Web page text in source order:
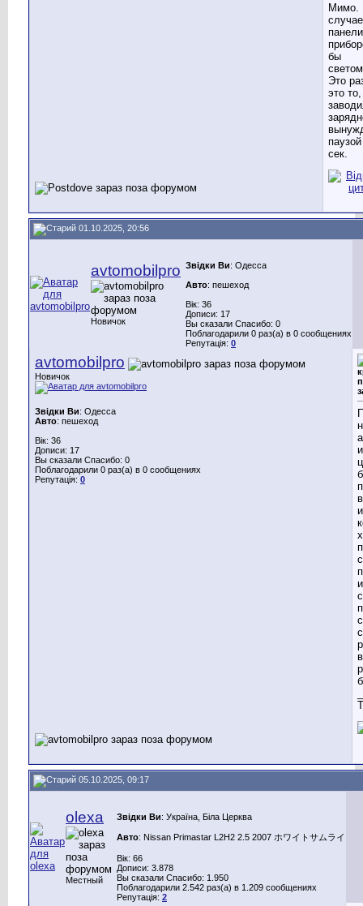
Мимо.
панели
бы
Это
это
сек.
01.10.2025, 20:56
avtomobilpro
Новичок
Звідки Ви: Одесса
Авто: пешеход
Вік: 36
Дописи: 17
Вы сказали Спасибо: 0
Поблагодарили 0 раз(а) в 0 сообщениях
Репутація: 0
avtomobilpro
Новичок
Звідки Ви: Одесса
Авто: пешеход
Вік: 36
Дописи: 17
Вы сказали Спасибо: 0
Поблагодарили 0 раз(а) в 0 сообщениях
Репутація: 0
05.10.2025, 09:17
olexa
Местный
Звідки Ви: Україна, Біла Церква
Авто: Nissan Primastar L2H2 2.5 2007 ホワイトサムライ
Вік: 66
Дописи: 3.878
Вы сказали Спасибо: 1.950
Поблагодарили 2.542 раз(а) в 1.209 сообщениях
Репутація: 2